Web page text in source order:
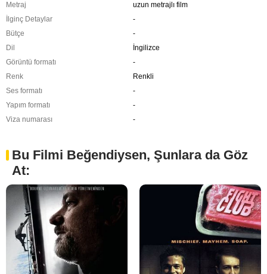
Metraj
uzun metrajlı film
İlginç Detaylar
-
Bütçe
-
Dil
İngilizce
Görüntü formatı
-
Renk
Renkli
Ses formatı
-
Yapım formatı
-
Viza numarası
-
Bu Filmi Beğendiysen, Şunlara da Göz
At: